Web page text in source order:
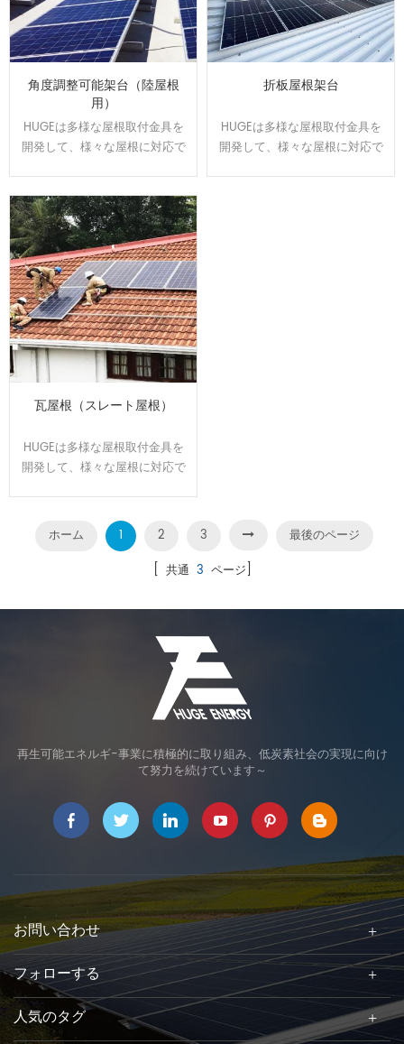
角度調整可能架台（陸屋根
用）
HUGEは多様な屋根取付金具を
開発して、様々な屋根に対応で
計、製造可能です。効率よく、
施工性に優れた架台です。
折板屋根架台
HUGEは多様な屋根取付金具を
開発して、様々な屋根に対応で
瓦屋根（スレート屋根）
HUGEは多様な屋根取付金具を
開発して、様々な屋根に対応で
計、製造可能です。効率よく、
施工性に優れた架台です。
ホーム 1 2 3
最後のページ
[ 共通 3 ページ]
再生可能エネルギ-事業に積極的に取り組み、低炭素社会の実現に向け
て努力を続けています～
お問い合わせ
フォローする
人気のタグ